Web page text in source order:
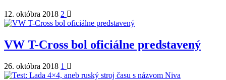
12. októbra 2018 2
VW T-Cross bol oficiálne predstavený
26. októbra 2018 1